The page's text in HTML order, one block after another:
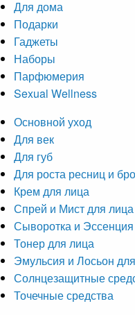
Для дома
Подарки
Гаджеты
Наборы
Парфюмерия
Sexual Wellness
Основной уход
Для век
Для губ
Для роста ресниц и
Крем для лица
Спрей и Мист для лица
Сыворотка и
Тонер для лица
Эмульсия и Лосьон
Солнцезащитные
Точечные средства